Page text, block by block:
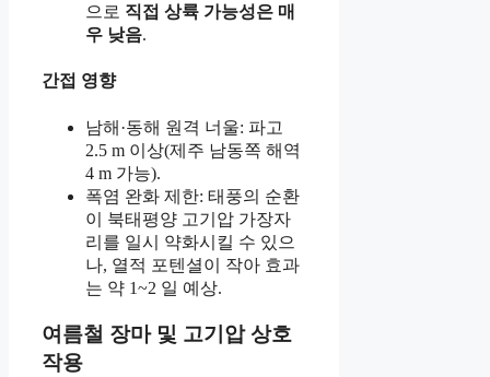
으로 직접 상륙 가능성은 매
우 낮음.
간접 영향
남해·동해 원격 너울: 파고
2.5 m 이상(제주 남동쪽 해역
4 m 가능).
폭염 완화 제한: 태풍의 순환
이 북태평양 고기압 가장자
리를 일시 약화시킬 수 있으
나, 열적 포텐셜이 작아 효과
는 약 1~2 일 예상.
여름철 장마 및 고기압 상호
작용